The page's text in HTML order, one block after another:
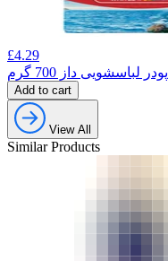
£4.29
پودر لباسشویی داز 700 گرم
Add to cart
View All
Similar Products